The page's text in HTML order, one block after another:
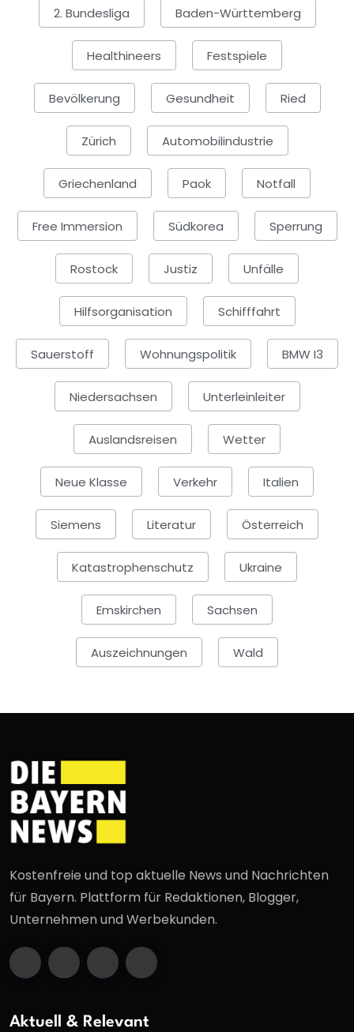
2. Bundesliga Baden-Württemberg
Healthineers Festspiele
Bevölkerung Gesundheit Ried
Zürich Automobilindustrie
Griechenland Paok Notfall
Free Immersion Südkorea Sperrung
Rostock Justiz Unfälle
Hilfsorganisation Schifffahrt
Sauerstoff Wohnungspolitik BMW I3
Niedersachsen Unterleinleiter
Auslandsreisen Wetter
Neue Klasse Verkehr Italien
Siemens Literatur Österreich
Katastrophenschutz Ukraine
Emskirchen Sachsen
Auszeichnungen Wald
Kostenfreie und top aktuelle News und Nachrichten
für Bayern. Plattform für Redaktionen, Blogger,
Unternehmen und Werbekunden.
Aktuell & Relevant